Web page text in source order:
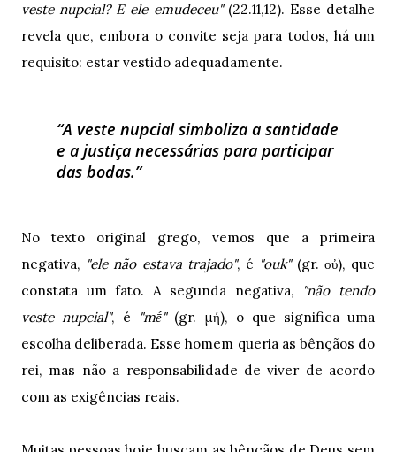
veste nupcial? E ele emudeceu"(22.11,12). Esse detalhe
revela que, embora o convite seja para todos, há um
requisito: estar vestido adequadamente.
A veste nupcial simboliza a santidade
e a justiça necessárias para participar
das bodas.
No texto original grego, vemos que a primeira
negativa, "ele não estava trajado", é "ouk"(gr. οὐ), que
constata um fato. A segunda negativa,
"não tendo
veste nupcial", é "mḗ"(gr. μή), o que significa uma
escolha deliberada. Esse homem queria as bênçãos do
rei, mas não a responsabilidade de viver de acordo
com as exigências reais.